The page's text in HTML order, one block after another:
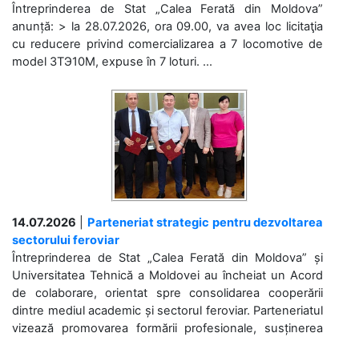
Întreprinderea de Stat „Calea Ferată din Moldova”
anunță: > la 28.07.2026, ora 09.00, va avea loc licitaţia
cu reducere privind comercializarea a 7 locomotive de
model 3ТЭ10М, expuse în 7 loturi. ...
14.07.2026
Parteneriat strategic pentru dezvoltarea
sectorului feroviar
Întreprinderea de Stat „Calea Ferată din Moldova” și
Universitatea Tehnică a Moldovei au încheiat un Acord
de colaborare, orientat spre consolidarea cooperării
dintre mediul academic și sectorul feroviar. Parteneriatul
vizează promovarea formării profesionale, susținerea